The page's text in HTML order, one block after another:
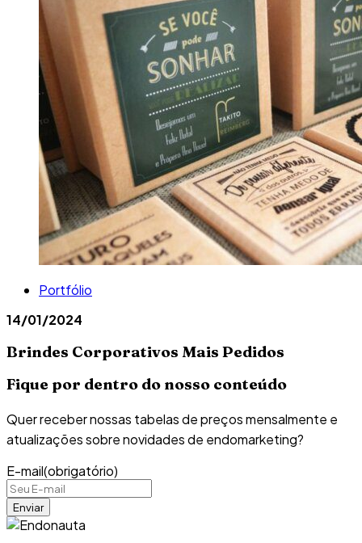
Portfólio
14/01/2024
Brindes Corporativos Mais Pedidos
Fique por dentro do nosso conteúdo
Quer receber nossas tabelas de preços mensalmente e
atualizações sobre novidades de endomarketing?
E-mail(obrigatório)